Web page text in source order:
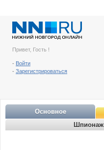
Привет, Гость !
- Войти
- Зарегистрироваться
Основное
Шпионаж